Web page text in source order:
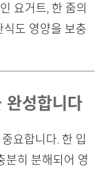
요거트, 한 줌의
식도 영양을 보충
완성합니다
중요합니다. 한 입
분히 분해되어 영